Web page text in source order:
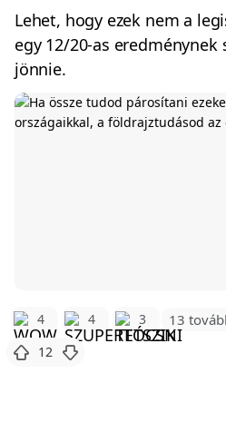
Lehet, hogy ezek nem a
egy 12/20-as eredménynek
jönnie.
4 4 3 13
12